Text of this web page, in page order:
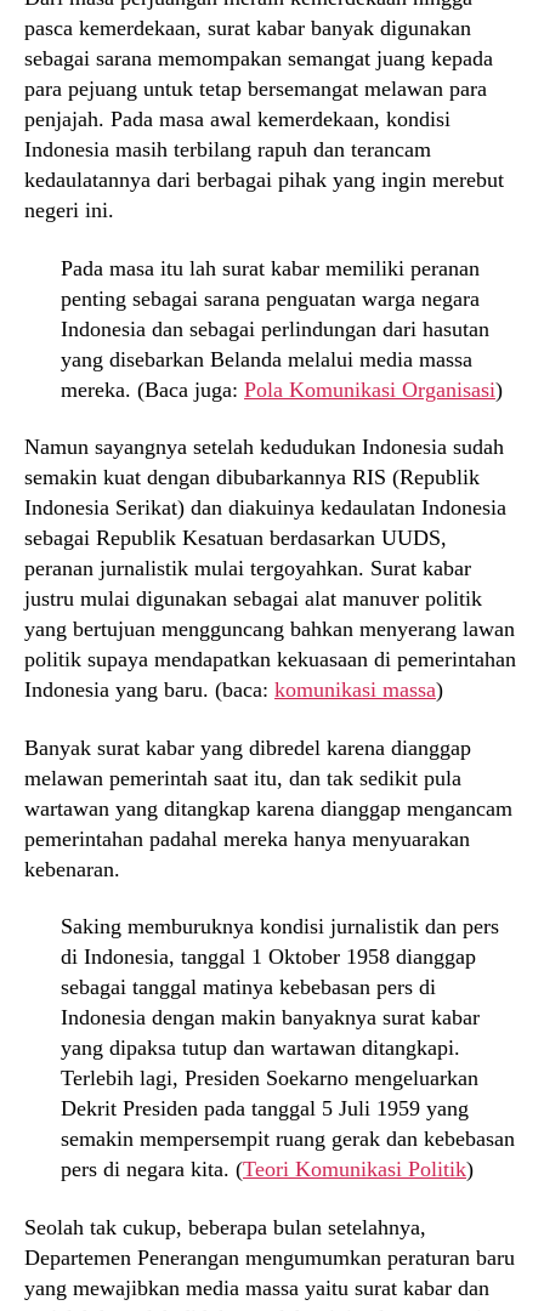
pasca kemerdekaan, surat kabar banyak digunakan
sebagai sarana memompakan semangat juang kepada
para pejuang untuk tetap bersemangat melawan para
penjajah. Pada masa awal kemerdekaan, kondisi
Indonesia masih terbilang rapuh dan terancam
kedaulatannya dari berbagai pihak yang ingin merebut
negeri ini.
Pada masa itu lah surat kabar memiliki peranan
penting sebagai sarana penguatan warga negara
Indonesia dan sebagai perlindungan dari hasutan
yang disebarkan Belanda melalui media massa
mereka. (Baca juga: Pola Komunikasi Organisasi)
Namun sayangnya setelah kedudukan Indonesia sudah
semakin kuat dengan dibubarkannya RIS (Republik
Indonesia Serikat) dan diakuinya kedaulatan Indonesia
sebagai Republik Kesatuan berdasarkan UUDS,
peranan jurnalistik mulai tergoyahkan. Surat kabar
justru mulai digunakan sebagai alat manuver politik
yang bertujuan mengguncang bahkan menyerang lawan
politik supaya mendapatkan kekuasaan di pemerintahan
Indonesia yang baru. (baca: komunikasi massa)
Banyak surat kabar yang dibredel karena dianggap
melawan pemerintah saat itu, dan tak sedikit pula
wartawan yang ditangkap karena dianggap mengancam
pemerintahan padahal mereka hanya menyuarakan
kebenaran.
Saking memburuknya kondisi jurnalistik dan pers
di Indonesia, tanggal 1 Oktober 1958 dianggap
sebagai tanggal matinya kebebasan pers di
Indonesia dengan makin banyaknya surat kabar
yang dipaksa tutup dan wartawan ditangkapi.
Terlebih lagi, Presiden Soekarno mengeluarkan
Dekrit Presiden pada tanggal 5 Juli 1959 yang
semakin mempersempit ruang gerak dan kebebasan
pers di negara kita. (Teori Komunikasi Politik)
Seolah tak cukup, beberapa bulan setelahnya,
Departemen Penerangan mengumumkan peraturan baru
yang mewajibkan media massa yaitu surat kabar dan